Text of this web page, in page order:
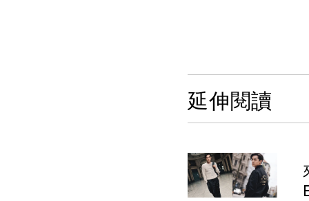
延伸閱讀